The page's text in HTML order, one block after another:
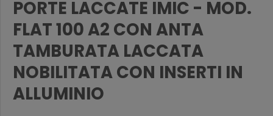
PORTE LACCATE IMIC - MOD.
FLAT 100 A2 CON ANTA
TAMBURATA LACCATA
NOBILITATA CON INSERTI IN
ALLUMINIO